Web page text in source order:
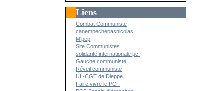
Liens
Combat Communiste
canempechepasnicolas
M'pep
Site Communistes
solidarité internationale pcf
Gauche communiste
Réveil communiste
UL-CGT de Dieppe
Faire vivre le PCF